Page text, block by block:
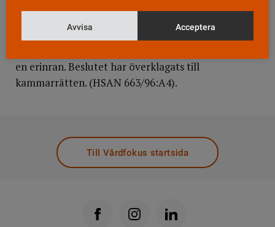
varit alltför passiv och brustit när han inte följde
en erinran. Beslutet har överklagats till
kammarrätten. (HSAN 663/96:A4).
Till Vårdfokus startsida
Avvisa Acceptera